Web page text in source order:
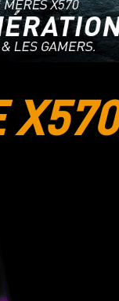
X570